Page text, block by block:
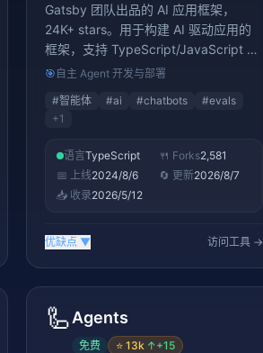
Gatsby 团队出品的 AI 应用框架，
24K+ stars。用于构建 AI 驱动应用的
框架，支持 TypeScript/JavaScript 生
态
🎯 自主 Agent 开发与部署
#智能体 #ai #chatbots #evals
+1
语言TypeScript 🍴 Forks2,581
📅 上线2024/8/6 🔄 更新2026/8/7
📥 收录2026/5/12
优缺点 ▼ 访问工具 →
🦾Agents
免费 ⭐ 13k ↑+15